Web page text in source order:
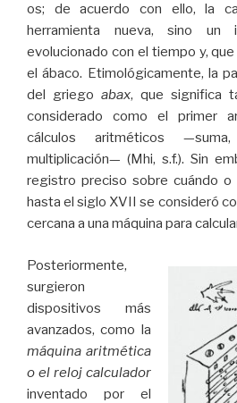
os; de acuerdo con ello, la
herramienta nueva, sino un
evolucionado con el tiempo y,
el ábaco. Etimológicamente, la
del griego abax, que significa
considerado como el primer
cálculos aritméticos
multiplicación— (Mhi, s.f.). Sin
registro preciso sobre cuándo o
hasta el siglo XVII se consideró
cercana a una máquina para
Posteriormente,
surgieron
dispositivos más
avanzados, como la
máquina aritmética
o el reloj calculador
inventado por el